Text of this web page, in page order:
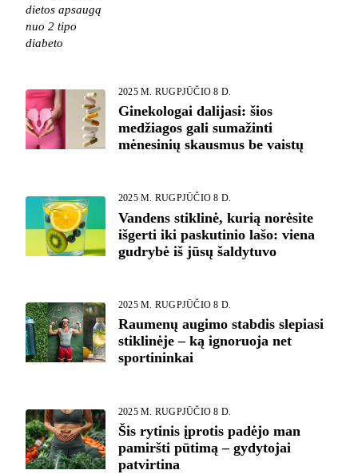
dietos apsaugą
nuo 2 tipo
diabeto
2025 M. RUGPJŪČIO 8 D.
Ginekologai dalijasi: šios
medžiagos gali sumažinti
mėnesinių skausmus be vaistų
2025 M. RUGPJŪČIO 8 D.
Vandens stiklinė, kurią norėsite
išgerti iki paskutinio lašo: viena
gudrybė iš jūsų šaldytuvo
2025 M. RUGPJŪČIO 8 D.
Raumenų augimo stabdis slepiasi
stiklinėje – ką ignoruoja net
sportininkai
2025 M. RUGPJŪČIO 8 D.
Šis rytinis įprotis padėjo man
pamiršti pūtimą – gydytojai
patvirtina